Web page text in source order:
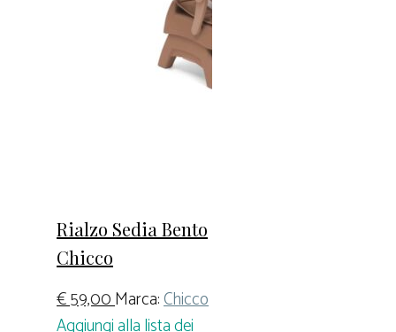
Rialzo Sedia Bento
Chicco
€59,00Marca:Chicco
Aggiungi alla lista dei